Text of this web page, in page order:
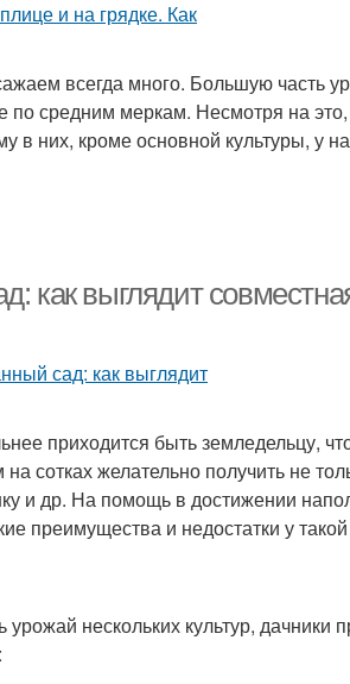
всегда много. Большую часть
по средним меркам. Несмотря на
в них, кроме основной культуры, у
как выглядит
приходится быть земледельцу,
сотках желательно получить не
и др. На помощь в достижении
преимущества и недостатки у
нескольких культур, дачники